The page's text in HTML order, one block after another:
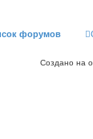
форумов
Создано на